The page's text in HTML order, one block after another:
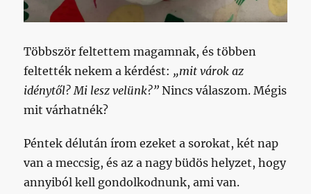
Többször feltettem magamnak, és többen
feltették nekem a kérdést: „mit várok az
idénytől? Mi lesz velünk?” Nincs válaszom. Mégis
mit várhatnék?
Péntek délután írom ezeket a sorokat, két nap
van a meccsig, és az a nagy büdös helyzet, hogy
annyiból kell gondolkodnunk, ami van.